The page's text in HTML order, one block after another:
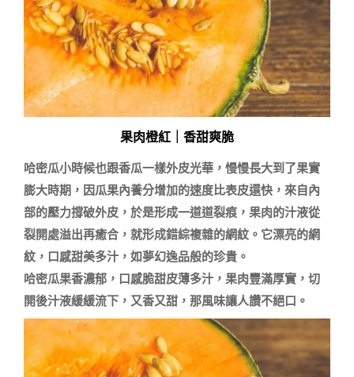
果肉橙紅｜香甜爽脆
哈密瓜小時候也跟香瓜一樣外皮光華，慢慢長大到了果實
膨大時期，因瓜果內養分增加的速度比表皮還快，來自內
部的壓力撐破外皮，於是形成一道道裂痕，果肉的汁液從
裂開處溢出再癒合，就形成錯綜複雜的網紋。它漂亮的網
紋，口感甜美多汁，如夢幻逸品般的珍貴。
哈密瓜果香濃郁，口感脆甜皮薄多汁，果肉豐滿厚實，切